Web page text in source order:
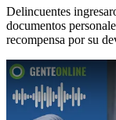
Delincuentes
documentos
recompensa por su